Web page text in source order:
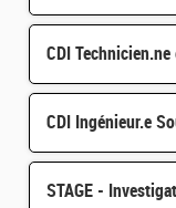
CDI
CDI Ingénieur.e